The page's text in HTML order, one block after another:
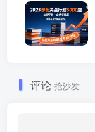
评论 抢沙发